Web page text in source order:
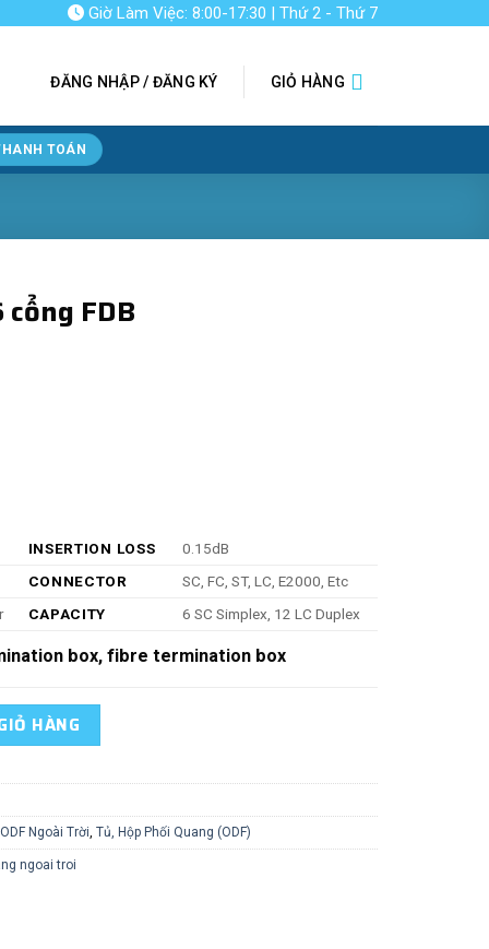
Giờ Làm Việc: 8:00-17:30 | Thứ 2 - Thứ 7
ĐĂNG NHẬP / ĐĂNG KÝ GIỎ HÀNG
TOÁN
FDB
INSERTION LOSS
0.15dB
CONNECTOR
SC, FC, ST, LC, E2000, Etc
CAPACITY 6 SC Simplex, 12 LC Duplex
box, fibre termination box
HÀNG
Ngoài Trời, Tủ, Hộp Phối Quang (ODF)
ngoai troi